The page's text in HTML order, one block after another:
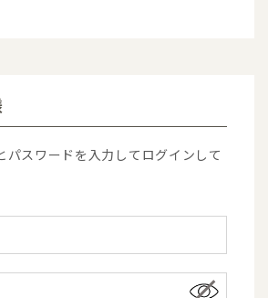
パスワードを入力してログインして